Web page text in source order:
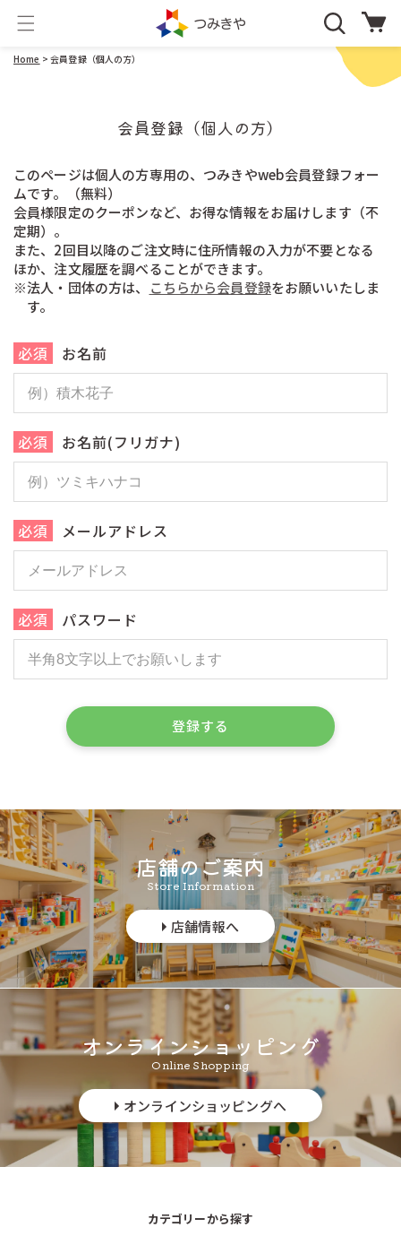
ンツに
進む
ー
ト
Home > 会員登録（個人の方）
会員登録（個人の方）
このページは個人の方専用の、つみきやweb会員登録フォー
ムです。（無料）
会員様限定のクーポンなど、お得な情報をお届けします（不
定期）。
また、2回目以降のご注文時に住所情報の入力が不要となる
ほか、注文履歴を調べることができます。
※法人・団体の方は、
こちらから会員登録をお願いいたしま
す。
必須 お名前
必須 お名前(フリガナ)
必須 メールアドレス
必須 パスワード
登録する
店舗のご案内
Store Information
店舗情報へ
オンラインショッピング
Online Shopping
オンラインショッピングへ
カテゴリーから探す